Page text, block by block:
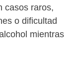
casos raros,
o dificultad
mientras